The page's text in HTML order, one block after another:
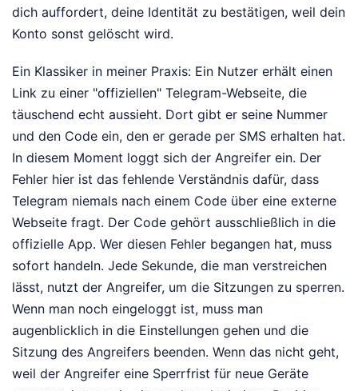
dich auffordert, deine Identität zu bestätigen, weil dein
Konto sonst gelöscht wird.
Ein Klassiker in meiner Praxis: Ein Nutzer erhält einen
Link zu einer "offiziellen" Telegram-Webseite, die
täuschend echt aussieht. Dort gibt er seine Nummer
und den Code ein, den er gerade per SMS erhalten hat.
In diesem Moment loggt sich der Angreifer ein. Der
Fehler hier ist das fehlende Verständnis dafür, dass
Telegram niemals nach einem Code über eine externe
Webseite fragt. Der Code gehört ausschließlich in die
offizielle App. Wer diesen Fehler begangen hat, muss
sofort handeln. Jede Sekunde, die man verstreichen
lässt, nutzt der Angreifer, um die Sitzungen zu sperren.
Wenn man noch eingeloggt ist, muss man
augenblicklich in die Einstellungen gehen und die
Sitzung des Angreifers beenden. Wenn das nicht geht,
weil der Angreifer eine Sperrfrist für neue Geräte